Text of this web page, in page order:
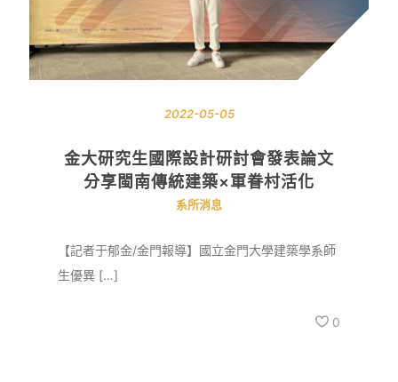
2022-05-05
金大研究生國際設計研討會發表論文
分享閩南傳統建築×軍眷村活化
系所消息
【記者于郁金/金門報導】國立金門大學建築學系師
生優異 […]
0